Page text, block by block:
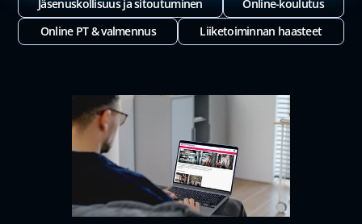
Jäsenuskollisuus ja sitoutuminen
Online-koulutus
Online PT & valmennus
Liiketoiminnan haasteet